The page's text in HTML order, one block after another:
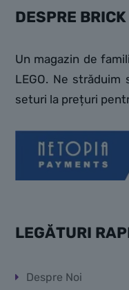
DESPRE
Un magazin de
LEGO. Ne străduim
seturi la prețuri
LEGĂTURI
Despre Noi